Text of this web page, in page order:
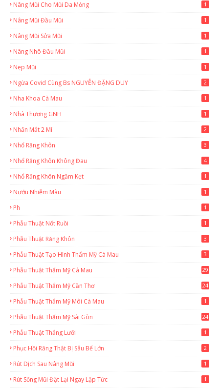
Nâng Mũi Cho Mũi Da Mỏng 1
Nâng Mũi Đầu Mũi 1
Nâng Mũi Sửa Mũi 1
Nâng Nhô Đầu Mũi 1
Nẹp Mũi 1
Ngừa Covid Cùng Bs NGUYỄN ĐẶNG DUY 2
Nha Khoa Cà Mau 1
Nhà Thương GNH 1
Nhấn Mắt 2 Mí 2
Nhổ Răng Khôn 3
Nhổ Răng Khôn Không Đau 4
Nhổ Răng Khôn Ngầm Kẹt 1
Nướu Nhiễm Màu 1
Ph 1
Phẫu Thuật Nốt Ruồi 1
Phẫu Thuật Răng Khôn 3
Phẫu Thuật Tạo Hình Thẩm Mỹ Cà Mau 3
Phẫu Thuật Thẩm Mỹ Cà Mau
29
Phẫu Thuật Thẩm Mỹ Cần Thơ
24
Phẫu Thuật Thẩm Mỹ Môi Cà Mau 1
Phẫu Thuật Thẩm Mỹ Sài Gòn
24
Phẫu Thuật Thắng Lưỡi 1
Phục Hồi Răng Thật Bị Sâu Bể Lớn 2
Rút Dịch Sau Nâng Mũi 1
Rút Sống Mũi Đặt Lại Ngay Lặp Tức 1